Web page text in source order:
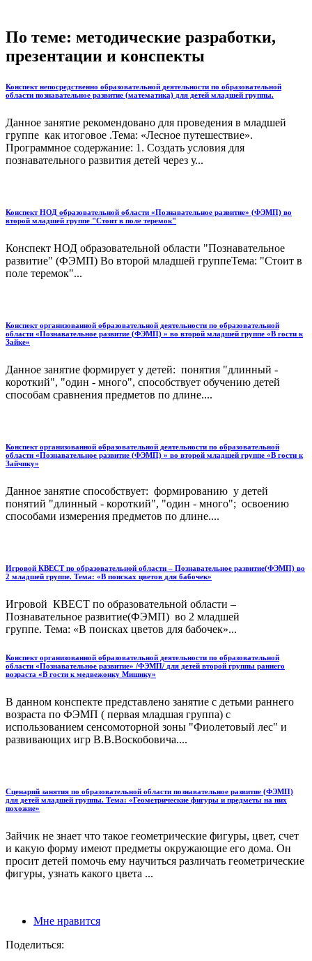
По теме: методические разработки,
презентации и конспекты
Конспект непосредственно образовательной деятельности по образовательной
области познавательное развитие (математика) для детей младшей группы.
Данное занятие рекомендовано для проведения в младшей
группе как итоговое .Тема: «Лесное путешествие».
Программное содержание: 1. Создать условия для
познавательного развития детей через у...
Конспект НОД образовательной области «Познавательное развитие» (ФЭМП) во
второй младшей группе "Стоит в поле теремок"
Конспект НОД образовательной области "Познавательное
развитие" (ФЭМП) Во второй младшей группеТема: "Стоит в
поле теремок"...
Конспект организованной образовательной деятельности по образовательной
области «Познавательное развитие (ФЭМП) » во второй младшей группе «В гости к
Зайке»
Данное занятие формирует у детей: понятия "длинный -
короткий", "один - много", способствует обучению детей
способам сравнения предметов по длине....
Конспект организованной образовательной деятельности по образовательной
области «Познавательное развитие (ФЭМП) » во второй младшей группе «В гости к
Зайчику»
Данное занятие способствует: формированию у детей
понятий "длинный - короткий", "один - много"; освоению
способами измерения предметов по длине....
Игровой КВЕСТ по образовательной области – Познавательное развитие(ФЭМП) во
2 младшей группе. Тема: «В поисках цветов для бабочек»
Игровой КВЕСТ по образовательной области –
Познавательное развитие(ФЭМП) во 2 младшей
группе. Тема: «В поисках цветов для бабочек»...
Конспект организованной образовательной деятельности по образовательной
области «Познавательное развитие» /ФЭМП/ для детей второй группы раннего
возраста «В гости к медвежонку Мишику»
В данном конспекте представлено занятие с детьми раннего
возраста по ФЭМП ( первая младшая группа) с
использованием сенсомоторной зоны "Фиолетовый лес" и
развивающих игр В.В.Воскобовича....
Сценарий занятия по образовательной области познавательное развитие (ФЭМП)
для детей младшей группы. Тема: «Геометрические фигуры и предметы на них
похожие»
Зайчик не знает что такое геометрические фигуры, цвет, счет
и какую форму имеют предметы окружающие его дома. Он
просит детей помочь ему научиться различать геометрические
фигуры, узнать какого цвета ...
Мне нравится
Поделиться: